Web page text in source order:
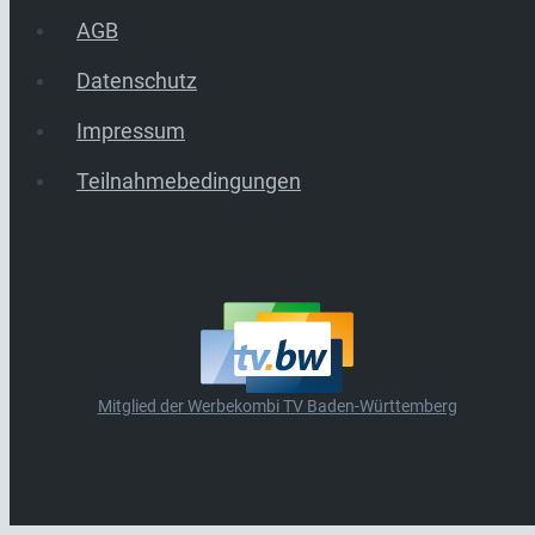
AGB
Datenschutz
Impressum
Teilnahmebedingungen
Mitglied der Werbekombi TV Baden-Württemberg